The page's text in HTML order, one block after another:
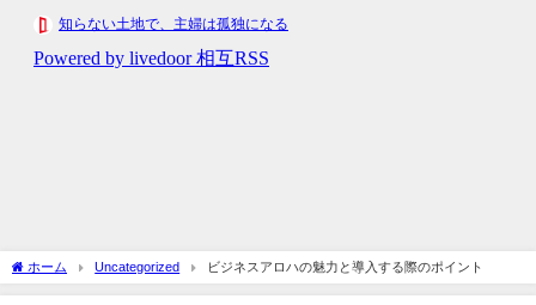
ホーム Uncategorized ビジネスアロハの魅力と導入する際のポイント